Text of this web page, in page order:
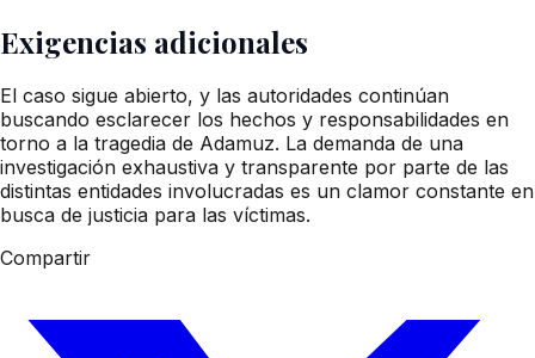
Exigencias adicionales
El caso sigue abierto, y las autoridades continúan
buscando esclarecer los hechos y responsabilidades en
torno a la tragedia de Adamuz. La demanda de una
investigación exhaustiva y transparente por parte de las
distintas entidades involucradas es un clamor constante en
busca de justicia para las víctimas.
Compartir